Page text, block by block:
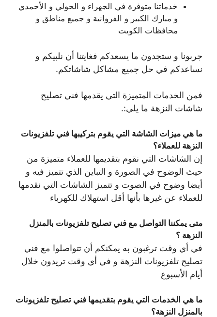
خدماتنا متوفرة في الجهراء و الحولي و الأحمدي
و مبارك الكبير و الفروانية و جميع مناطق و
محافظات الكويت
جربونا و ستجدون ما يسعدكم فغايتنا أن نلبيكم و
نساعدكم في حل جميع مشاكل شاشاتكم.
فمن الخدمات المتميزة التي يقدمها فني تصليح
شاشات النزهة ما يلي:.
ما هي ميزات الشاشة التي يقوم بتركيبها فني تلفزيونات
النزهة للعملاء؟
إن الشاشات التي نقوم بتقديمها للعملاء متميزة من
حيث الوضوح في الصورة و التباين الذي تتميز فيه و
أيضا وضوح في الصوت و تتميز الشاشات التي نقدمها
للعملاء عن غيرها بأنها أقل استهلاك للكهرباء
متى يمكننا التواصل مع فني تصليح تلفزيونات بالمنزل
النزهة ؟
في أي وقت ترغبون به يمكنكم أن تتواصلوا مع فني
تصليح تلفزيونات النزهة و في أي وقت تريدون خلال
أيام الأسبوع
ما هي الخدمات التي يقوم بتقديمها فني تصليح تلفزيونات
بالمنزل النزهة؟